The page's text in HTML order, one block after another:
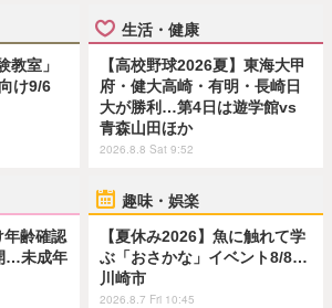
教室」
け9/6
生活・健康
【高校野球2026夏】東海大甲
府・健大高崎・有明・長崎日
大が勝利…第4日は遊学館vs
青森山田ほか
2026.8.8 Sat 9:52
齢確認
…未成年
趣味・娯楽
【夏休み2026】魚に触れて学
ぶ「おさかな」イベント8/8…
川崎市
2026.8.7 Fri 10:45